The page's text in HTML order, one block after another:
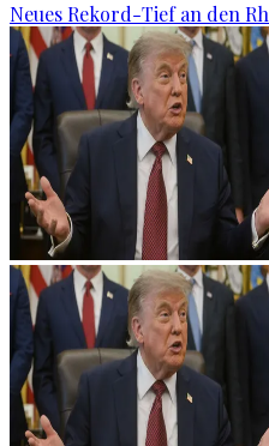
Neues Rekord-Tief an den